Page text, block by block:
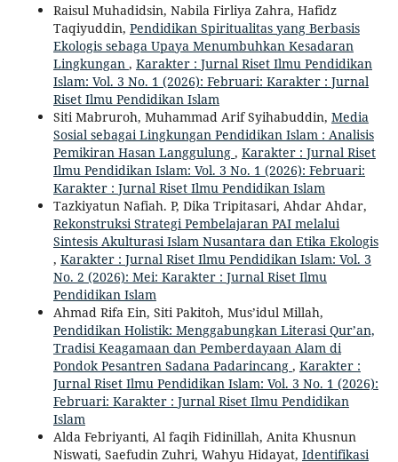
Raisul Muhadidsin, Nabila Firliya Zahra, Hafidz
Taqiyuddin, Pendidikan Spiritualitas yang Berbasis
Ekologis sebaga Upaya Menumbuhkan Kesadaran
Lingkungan , Karakter : Jurnal Riset Ilmu Pendidikan
Islam: Vol. 3 No. 1 (2026): Februari: Karakter : Jurnal
Riset Ilmu Pendidikan Islam
Siti Mabruroh, Muhammad Arif Syihabuddin, Media
Sosial sebagai Lingkungan Pendidikan Islam : Analisis
Pemikiran Hasan Langgulung , Karakter : Jurnal Riset
Ilmu Pendidikan Islam: Vol. 3 No. 1 (2026): Februari:
Karakter : Jurnal Riset Ilmu Pendidikan Islam
Tazkiyatun Nafiah. P, Dika Tripitasari, Ahdar Ahdar,
Rekonstruksi Strategi Pembelajaran PAI melalui
Sintesis Akulturasi Islam Nusantara dan Etika Ekologis
, Karakter : Jurnal Riset Ilmu Pendidikan Islam: Vol. 3
No. 2 (2026): Mei: Karakter : Jurnal Riset Ilmu
Pendidikan Islam
Ahmad Rifa Ein, Siti Pakitoh, Mus’idul Millah,
Pendidikan Holistik: Menggabungkan Literasi Qur’an,
Tradisi Keagamaan dan Pemberdayaan Alam di
Pondok Pesantren Sadana Padarincang , Karakter :
Jurnal Riset Ilmu Pendidikan Islam: Vol. 3 No. 1 (2026):
Februari: Karakter : Jurnal Riset Ilmu Pendidikan
Islam
Alda Febriyanti, Al faqih Fidinillah, Anita Khusnun
Niswati, Saefudin Zuhri, Wahyu Hidayat, Identifikasi